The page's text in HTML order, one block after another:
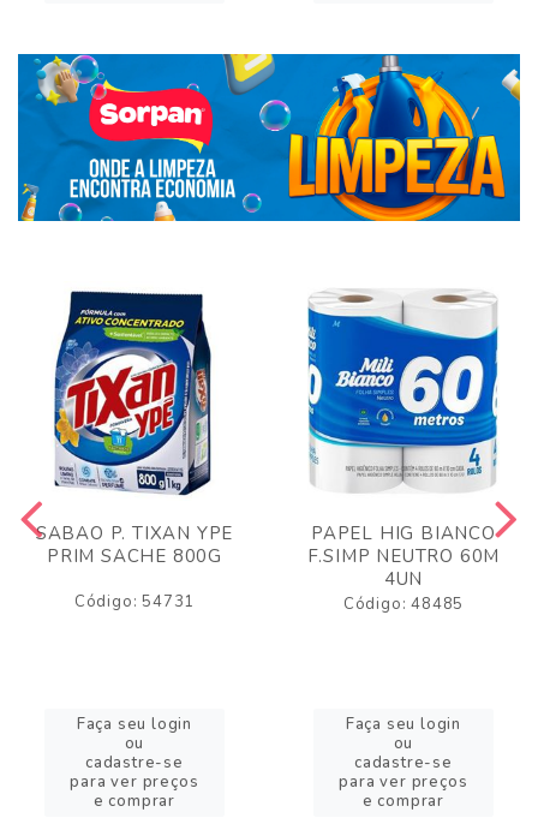
SABAO P. TIXAN YPE
PRIM SACHE 800G
Código: 54731
Faça seu login
ou
cadastre-se
para ver preços
e comprar
PAPEL HIG BIANCO
F.SIMP NEUTRO 60M
4UN
Código: 48485
Faça seu login
ou
cadastre-se
para ver preços
e comprar